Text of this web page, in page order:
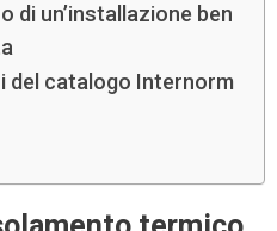
di un’installazione ben
del catalogo Internorm